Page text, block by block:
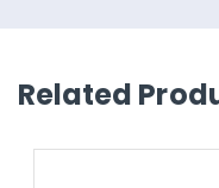
Related